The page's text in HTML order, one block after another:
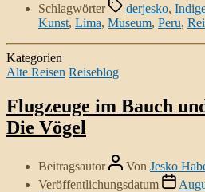
Schlagwörter derjesko,
Kunst, Lima, Museum, Peru,
Kategorien
Alte Reisen Reiseblog
Flugzeuge im Bauch
Die Vögel
Beitragsautor Von Jesko
Veröffentlichungsdatum